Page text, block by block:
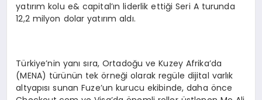
yatırım kolu e& capital’ın liderlik ettiği Seri A turunda
12,2 milyon dolar yatırım aldı.
Türkiye’nin yanı sıra, Ortadoğu ve Kuzey Afrika’da
(MENA) türünün tek örneği olarak regüle dijital varlık
altyapısı sunan Fuze’un kurucu ekibinde, daha önce